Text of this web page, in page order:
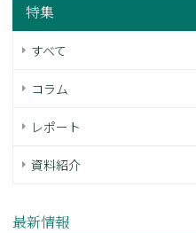
特集
すべて
コラム
レポート
資料紹介
最新情報